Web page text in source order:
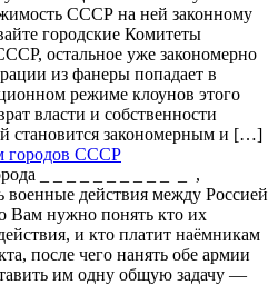
СССР на ней законному
городские Комитеты
остальное уже закономерно
из фанеры попадает в
режиме клоунов этого
власти и собственности
становится закономерным и […]
городов СССР
_ _ _ _ _ _ _ _ _ _ _ ,
действия между Россией
Вам нужно понять кто их
и кто платит наёмникам
после чего нанять обе армии
им одну общую задачу —